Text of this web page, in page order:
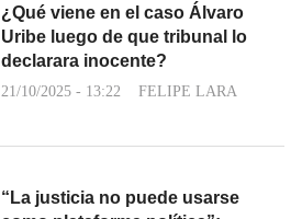
¿Qué viene en el caso Álvaro
Uribe luego de que tribunal lo
declarara inocente?
21/10/2025 - 13:22 FELIPE LARA
“La justicia no puede usarse